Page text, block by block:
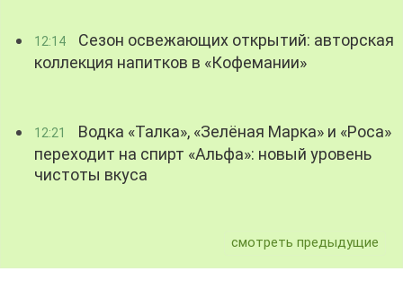
12:14
Сезон освежающих открытий: авторская
коллекция напитков в «Кофемании»
12:21
Водка «Талка», «Зелёная Марка» и «Роса»
переходит на спирт «Альфа»: новый уровень
чистоты вкуса
смотреть предыдущие